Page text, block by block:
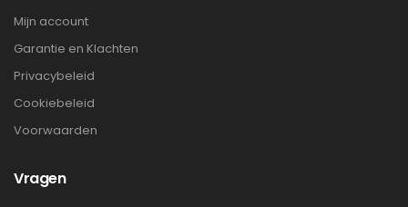
Mijn account
Garantie en Klachten
Privacybeleid
Cookiebeleid
Voorwaarden
Vragen